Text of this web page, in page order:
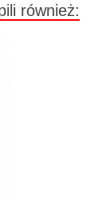
również: